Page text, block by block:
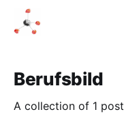
Berufsbild
A collection of 1 post